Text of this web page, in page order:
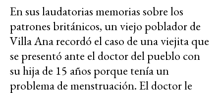
En sus laudatorias memorias sobre los
patrones británicos, un viejo poblador de
Villa Ana recordó el caso de una viejita que
se presentó ante el doctor del pueblo con
su hija de 15 años porque tenía un
problema de menstruación. El doctor le